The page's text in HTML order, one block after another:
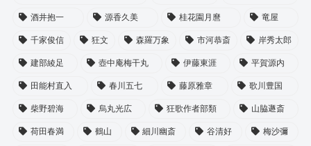
酒井抱一 源香久美 桂花園月麿 竜屋
千家俊信 狂文 森羅万象 市河恭斎 岸秀太郎
建部綾足 壺中庵梅干丸 伊藤東涯 平賀源内
田能村直入 春川五七 藤原雅章 歌川豊国
柴野碧海 烏丸光広 狂歌作者部類 山脇遯斎
荷田春満 鶴山 細川幽斎 谷清好 梅沙彌